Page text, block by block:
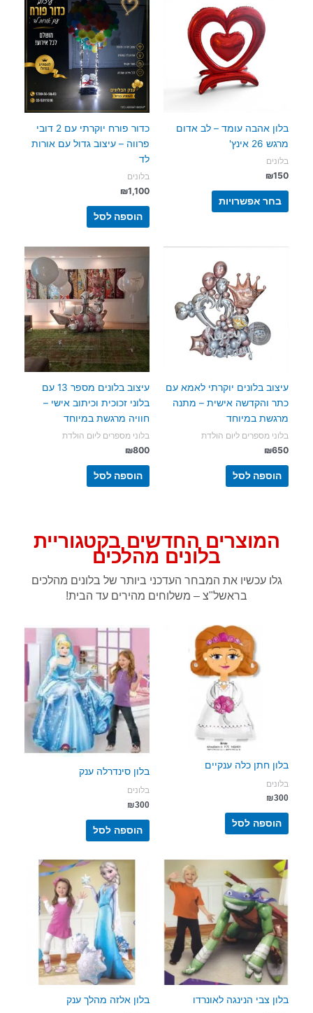
בלון אהבה עומד – לב אדום
מרגש 26 אינץ'
בלונים
₪150
בחר אפשרויות
למוצר
זה
ניתן
לבחור
את
האפשרויות
בעמוד
המוצר
כדור פורח יוקרתי עם 2 דובי
פרווה – עיצוב גדול עם אורות
לד
בלונים
₪1,100
הוספה לסל
עיצוב בלונים יוקרתי לאמא עם
כתר והקדשה אישית – מתנה
מרגשת במיוחד
בלוני מספרים ליום הולדת
₪650
הוספה לסל
עיצוב בלונים מספר 13 עם
בלוני זכוכית וכיתוב אישי –
חוויה מרגשת במיוחד
בלוני מספרים ליום הולדת
₪800
הוספה לסל
המוצרים החדשים בקטגוריית
בלונים מהלכים
גלו עכשיו את המבחר העדכני ביותר של בלונים מהלכים
בראשל"צ – משלוחים מהירים עד הבית!
בלון חתן כלה ענקיים
בלונים
₪300
הוספה לסל
בלון סינדרלה ענק
בלונים
₪300
הוספה לסל
בלון צבי הנינגה לאונרדו בלון אלזה מהלך ענק